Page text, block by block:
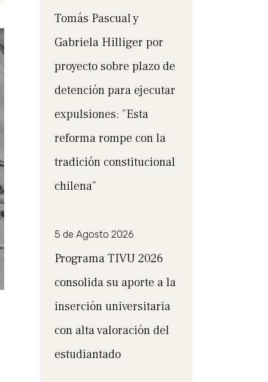
Tomás Pascual y
Gabriela Hilliger por
proyecto sobre plazo de
detención para ejecutar
expulsiones: “Esta
reforma rompe con la
tradición constitucional
chilena”
5 de Agosto 2026
Programa TIVU 2026
consolida su aporte a la
inserción universitaria
con alta valoración del
estudiantado